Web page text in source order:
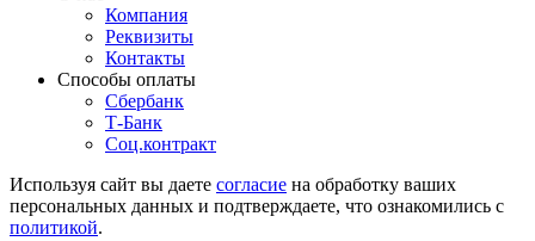
Компания
Реквизиты
Контакты
Cпособы оплаты
Сбербанк
Т-Банк
Соц.контракт
Используя сайт вы даете согласие на обработку ваших
персональных данных и подтверждаете, что ознакомились с
политикой.